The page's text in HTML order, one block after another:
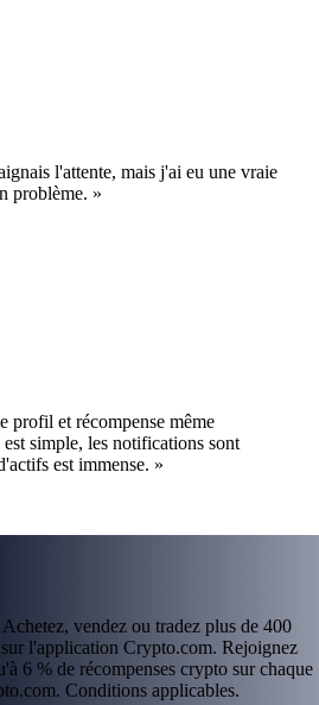
l'attente, mais j'ai eu une vraie
problème. »
profil et récompense même
simple, les notifications sont
est immense. »
vendez ou tradez plus de 400
l'application Crypto.com. Rejoignez
6 % de récompenses crypto sur chaque
Conditions applicables.